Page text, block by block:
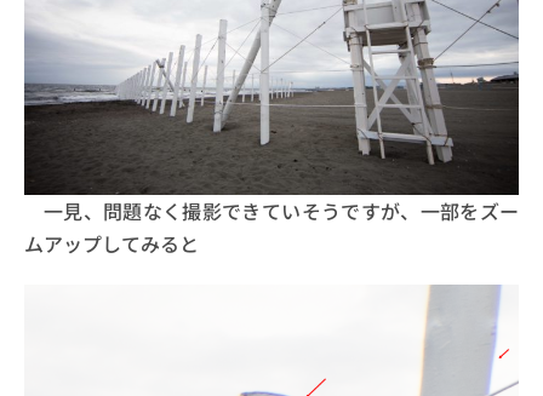
一見、問題なく撮影できていそうですが、一部をズー
ムアップしてみると